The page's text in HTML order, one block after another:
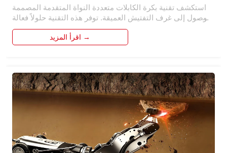
استكشف تقنية بكرة الكابلات متعددة النواة المتقدمة المصممة
للوصول إلى غرف التفتيش العميقة. توفر هذه التقنية حلولاً فعالة
للوصول إلى غرف التفتيش العميقة ، مما يضمن إدارة كابل
موثوقة. بفضل تصميمه متعدد النواة ، فإنه يعزز الأداء والمتانة.
مثالي للصناعات التي تتطلب عمليات فتحة عميقة ، فهو يبسط
اقرأ المزيد →